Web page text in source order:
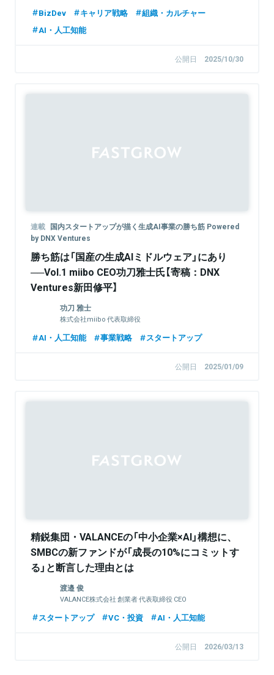
BizDev キャリア戦略
組織・カルチャー
AI・人工知能
公開日 2025/10/30
連載 国内スタートアップが描く生成AI事業の勝ち筋 Powered
by DNX Ventures
勝ち筋は「国産の生成AIミドルウェア」にあり
──Vol.1 miibo CEO功刀雅士氏【寄稿：DNX
Ventures新田修平】
功刀 雅士
株式会社miibo 代表取締役
AI・人工知能 事業戦略 スタートアップ
公開日 2025/01/09
精鋭集団・VALANCEの「中小企業×AI」構想に、
SMBCの新ファンドが「成長の10%にコミットす
る」と断言した理由とは
渡邉 俊
VALANCE株式会社 創業者 代表取締役 CEO
スタートアップ VC・投資 AI・人工知能
公開日 2026/03/13